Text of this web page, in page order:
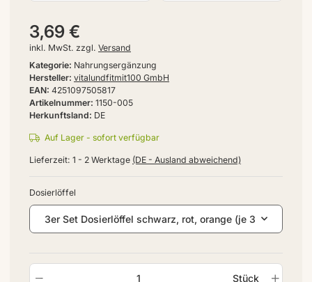
Hersteller vitalundfitmit100 GmbH
Artikelnummer 1150-005
EAN 4251097505817
Herkunftsland DE
Kategorie Nahrungsergänzung
Dosierlöffel
3er Set Dosierlöffel schwarz, rot, orange (je 3
3,69 €
inkl. MwSt. zzgl. Versand
Stück
Auf Lager - sofort verfügbar
Lieferzeit: 1 - 2 Werktage (DE - Ausland abweichend)